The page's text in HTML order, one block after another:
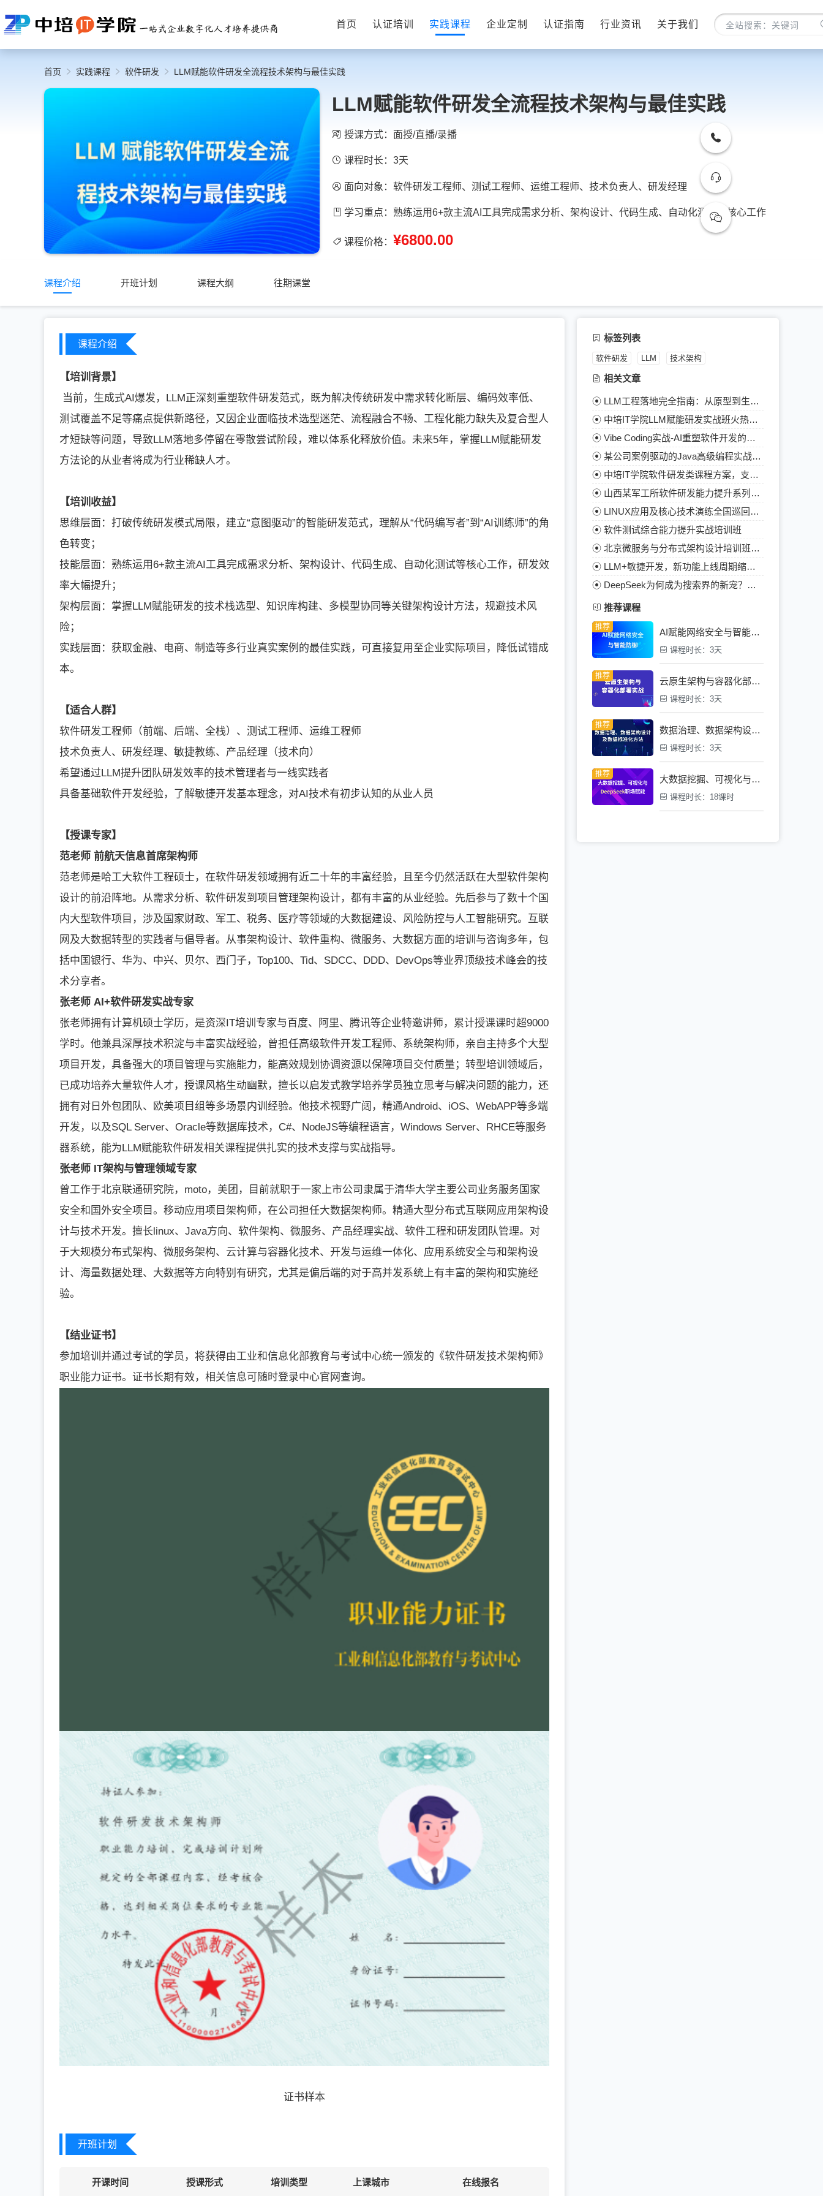
首页 认证培训 实践课程 企业定制 认证指南 行业资讯 关于我们
首页 实践课程 软件研发 LLM赋能软件研发全流程技术架构与最佳实践
LLM赋能软件研发全流程技术架构与最佳实践
授课方式：面授/直播/录播
课程时长：3天
面向对象：软件研发工程师、测试工程师、运维工程师、技术负责人、研发经理
学习重点：熟练运用6+款主流AI工具完成需求分析、架构设计、代码生成、自动化测试等核心工作
课程价格： ¥6800.00
课程介绍 开班计划 课程大纲 往期课堂
课程介绍
【培训背景】
当前，生成式AI爆发，LLM正深刻重塑软件研发范式，既为解决传统研发中需求转化断层、编码效率低、
测试覆盖不足等痛点提供新路径，又因企业面临技术选型迷茫、流程融合不畅、工程化能力缺失及复合型人
才短缺等问题，导致LLM落地多停留在零散尝试阶段，难以体系化释放价值。未来5年，掌握LLM赋能研发
方法论的从业者将成为行业稀缺人才。
【培训收益】
思维层面：打破传统研发模式局限，建立“意图驱动”的智能研发范式，理解从“代码编写者”到“AI训练师”的角
色转变；
技能层面：熟练运用6+款主流AI工具完成需求分析、架构设计、代码生成、自动化测试等核心工作，研发效
率大幅提升；
架构层面：掌握LLM赋能研发的技术栈选型、知识库构建、多模型协同等关键架构设计方法，规避技术风
险；
实践层面：获取金融、电商、制造等多行业真实案例的最佳实践，可直接复用至企业实际项目，降低试错成
本。
【适合人群】
软件研发工程师（前端、后端、全栈）、测试工程师、运维工程师
技术负责人、研发经理、敏捷教练、产品经理（技术向）
希望通过LLM提升团队研发效率的技术管理者与一线实践者
具备基础软件开发经验，了解敏捷开发基本理念，对AI技术有初步认知的从业人员
【授课专家】
范老师 前航天信息首席架构师
范老师是哈工大软件工程硕士，在软件研发领域拥有近二十年的丰富经验，且至今仍然活跃在大型软件架构
设计的前沿阵地。从需求分析、软件研发到项目管理架构设计，都有丰富的从业经验。先后参与了数十个国
内大型软件项目，涉及国家财政、军工、税务、医疗等领域的大数据建设、风险防控与人工智能研究。互联
网及大数据转型的实践者与倡导者。从事架构设计、软件重构、微服务、大数据方面的培训与咨询多年，包
括中国银行、华为、中兴、贝尔、西门子，Top100、Tid、SDCC、DDD、DevOps等业界顶级技术峰会的技
术分享者。
张老师 AI+软件研发实战专家
张老师拥有计算机硕士学历，是资深IT培训专家与百度、阿里、腾讯等企业特邀讲师，累计授课课时超9000
学时。他兼具深厚技术积淀与丰富实战经验，曾担任高级软件开发工程师、系统架构师，亲自主持多个大型
项目开发，具备强大的项目管理与实施能力，能高效规划协调资源以保障项目交付质量；转型培训领域后，
已成功培养大量软件人才，授课风格生动幽默，擅长以启发式教学培养学员独立思考与解决问题的能力，还
拥有对日外包团队、欧美项目组等多场景内训经验。他技术视野广阔，精通Android、iOS、WebAPP等多端
开发，以及SQL Server、Oracle等数据库技术，C#、NodeJS等编程语言，Windows Server、RHCE等服务
器系统，能为LLM赋能软件研发相关课程提供扎实的技术支撑与实战指导。
张老师 IT架构与管理领域专家
曾工作于北京联通研究院，moto，美团，目前就职于一家上市公司隶属于清华大学主要公司业务服务国家
安全和国外安全项目。移动应用项目架构师，在公司担任大数据架构师。精通大型分布式互联网应用架构设
计与技术开发。擅长linux、Java方向、软件架构、微服务、产品经理实战、软件工程和研发团队管理。对
于大规模分布式架构、微服务架构、云计算与容器化技术、开发与运维一体化、应用系统安全与和架构设
计、海量数据处理、大数据等方向特别有研究，尤其是偏后端的对于高并发系统上有丰富的架构和实施经
验。
【结业证书】
参加培训并通过考试的学员，将获得由工业和信息化部教育与考试中心统一颁发的《软件研发技术架构师》
职业能力证书。证书长期有效，相关信息可随时登录中心官网查询。
证书样本
开班计划
开课时间 授课形式 培训类型 上课城市 在线报名
标签列表
软件研发 LLM 技术架构
相关文章
LLM工程落地完全指南：从原型到生产级的全流程实践
中培IT学院LLM赋能研发实战班火热招生中
Vibe Coding实战-AI重塑软件开发的新范式
某公司案例驱动的Java高级编程实战培训
中培IT学院软件研发类课程方案，支持定制
山西某军工所软件研发能力提升系列培训
LINUX应用及核心技术演练全国巡回授课（北京、昆明、乌鲁木齐）
软件测试综合能力提升实战培训班
北京微服务与分布式架构设计培训班全国招生啦
LLM+敏捷开发，新功能上线周期缩短80%
DeepSeek为何成为搜索界的新宠？五大亮点告诉你！
推荐课程
AI赋能网络安全与智能防御
课程时长：3天
云原生架构与容器化部署实战训练营
课程时长：3天
数据治理、数据架构设计及数据标准化方法
课程时长：3天
大数据挖掘、可视化与DeepSeek职场赋能
课程时长：18课时